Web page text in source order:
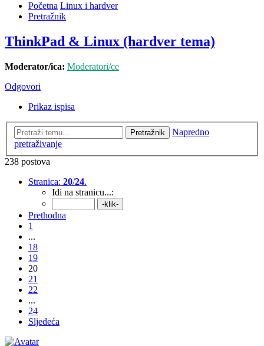
Početna Linux i hardver
Pretražnik
ThinkPad & Linux (hardver tema)
Moderator/ica: Moderatori/ce
Odgovori
Prikaz ispisa
Pretražnik
Napredno
pretraživanje
238 postova
Stranica: 20/24.
Idi na stranicu...:
Prethodna
1
...
18
19
20
21
22
...
24
Sljedeća